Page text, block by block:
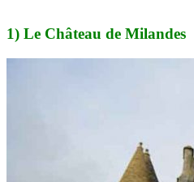
1) Le Château de Milandes